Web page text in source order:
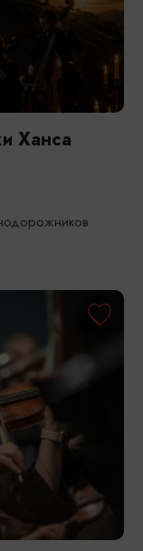
Ханса